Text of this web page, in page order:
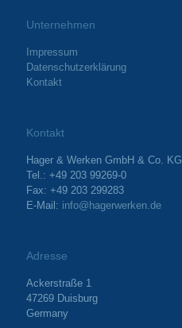
Unternehmen
Impressum
Datenschutzerklärung
Kontakt
Kontakt
Hager & Werken GmbH & Co. KG
Tel.: +49 203 99269-0
Fax: +49 203 299283
E-Mail: info@hagerwerken.de
Adresse
Ackerstraße 1
47269 Duisburg
Germany